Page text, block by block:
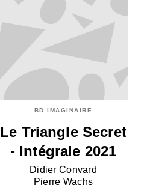
BD IMAGINAIRE
Le Triangle Secret
- Intégrale 2021
Didier Convard
Pierre Wachs